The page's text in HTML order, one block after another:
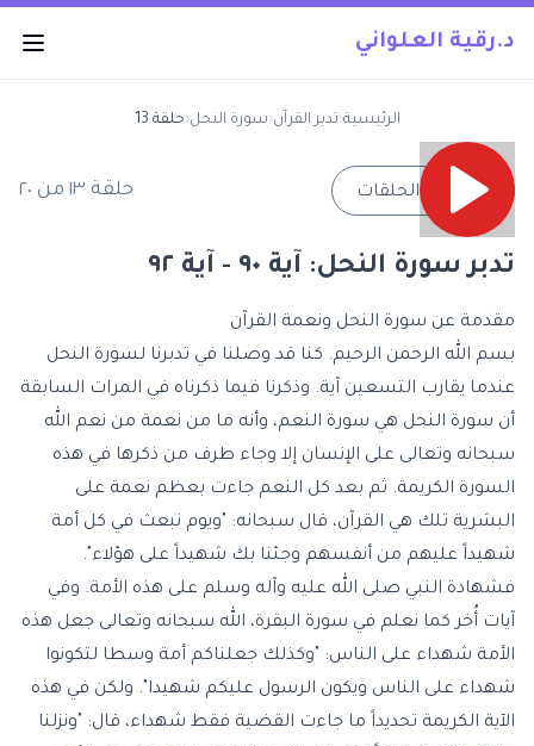
د.رقية العلواني
الرئيسية‹تدبر القرآن‹سورة النحل‹حلقة 13
→ جميع الحلقات حلقة ١٣ من ٢٠
تدبر سورة النحل: آية ٩٠ - آية ٩٢
مقدمة عن سورة النحل ونعمة القرآن
بسم الله الرحمن الرحيم. كنا قد وصلنا في تدبرنا لسورة النحل
عندما يقارب التسعين آية. وذكرنا فيما ذكرناه في المرات السابقة
أن سورة النحل هي سورة النعم، وأنه ما من نعمة من نعم الله
سبحانه وتعالى على الإنسان إلا وجاء طرف من ذكرها في هذه
السورة الكريمة. ثم بعد كل النعم جاءت بعظم نعمة على
البشرية تلك هي القرآن، قال سبحانه: "ويوم نبعث في كل أمة
شهيداً عليهم من أنفسهم وجئنا بك شهيداً على هؤلاء".
فشهادة النبي صلى الله عليه وآله وسلم على هذه الأمة. وفي
آيات أُخر كما نعلم في سورة البقرة، الله سبحانه وتعالى جعل هذه
الأمة شهداء على الناس: "وكذلك جعلناكم أمة وسطا لتكونوا
شهداء على الناس ويكون الرسول عليكم شهيدا". ولكن في هذه
الآية الكريمة تحديداً ما جاءت القضية فقط شهداء، قال: "ونزلنا